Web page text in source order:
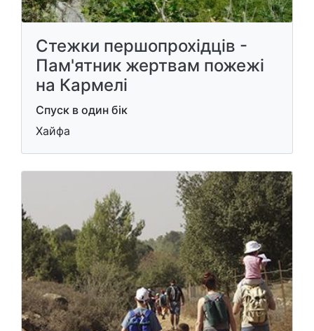
Стежки першопрохідців -
Пам'ятник жертвам пожежі
на Кармелі
Спуск в один бік
Хайфа